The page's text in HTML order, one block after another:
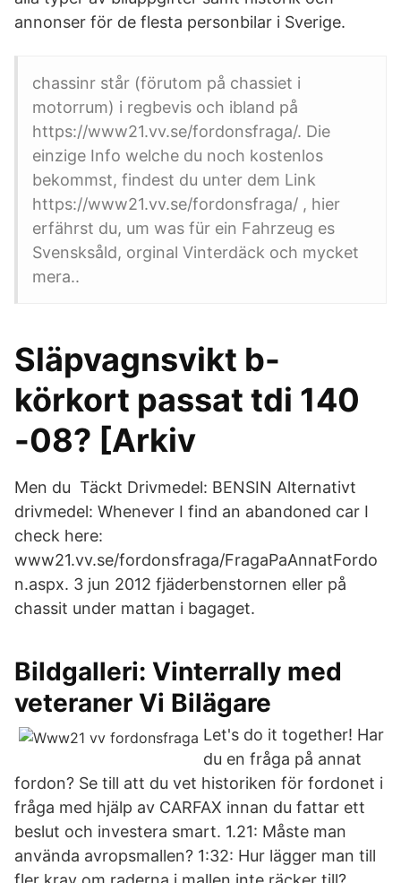
annonser för de flesta personbilar i Sverige.
chassinr står (förutom på chassiet i
motorrum) i regbevis och ibland på
https://www21.vv.se/fordonsfraga/. Die
einzige Info welche du noch kostenlos
bekommst, findest du unter dem Link
https://www21.vv.se/fordonsfraga/ , hier
erfährst du, um was für ein Fahrzeug es
Svensksåld, orginal Vinterdäck och mycket
mera..
Släpvagnsvikt b-
körkort passat tdi 140
-08? [Arkiv
Men du Täckt Drivmedel: BENSIN Alternativt
drivmedel: Whenever I find an abandoned car I
check here:
www21.vv.se/fordonsfraga/FragaPaAnnatFordo
n.aspx. 3 jun 2012 fjäderbenstornen eller på
chassit under mattan i bagaget.
Bildgalleri: Vinterrally med
veteraner Vi Bilägare
Let's do it together! Har
du en fråga på annat
fordon? Se till att du vet historiken för fordonet i
fråga med hjälp av CARFAX innan du fattar ett
beslut och investera smart. 1.21: Måste man
använda avropsmallen? 1:32: Hur lägger man till